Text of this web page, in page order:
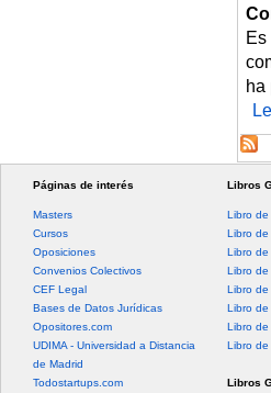
ha
Páginas de interés
Masters
Cursos
Oposiciones
Convenios Colectivos
CEF Legal
Bases de Datos Jurídicas
Opositores.com
UDIMA - Universidad a Distancia
de Madrid
Todostartups.com
Libros
Libro de
Libro de
Libro
Libro de
Libro de
Libro de
Libro de
Libro de
Libros